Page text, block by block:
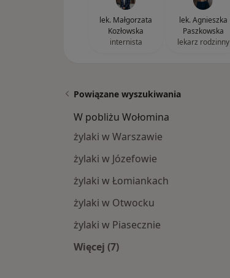
lek. Małgorzata
Kozłowska
internista
lek. Agnieszka
Paszkowska
lekarz rodzinny
Powiązane wyszukiwania
W pobliżu Wołomina
żylaki w Warszawie
żylaki w Józefowie
żylaki w Łomiankach
żylaki w Otwocku
żylaki w Piasecznie
Więcej (7)